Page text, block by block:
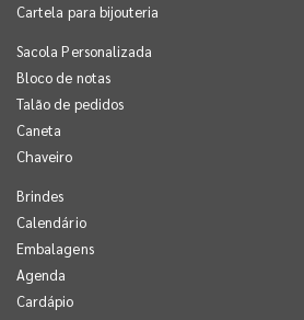
Cartela para bijouteria
Sacola Personalizada
Bloco de notas
Talão de pedidos
Caneta
Chaveiro
Brindes
Calendário
Embalagens
Agenda
Cardápio